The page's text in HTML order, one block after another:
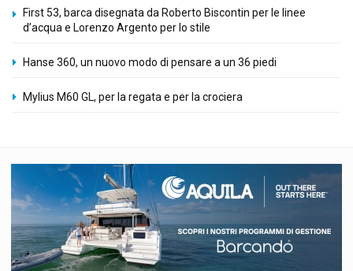
First 53, barca disegnata da Roberto Biscontin per le linee
d’acqua e Lorenzo Argento per lo stile
Hanse 360, un nuovo modo di pensare a un 36 piedi
Mylius M60 GL, per la regata e per la crociera